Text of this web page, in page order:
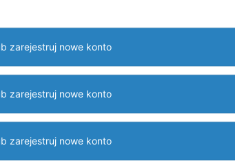
zarejestruj nowe konto
zarejestruj nowe konto
zarejestruj nowe konto